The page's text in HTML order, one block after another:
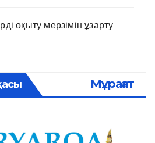
оқыту мерзімін ұзарту
Мұрағат